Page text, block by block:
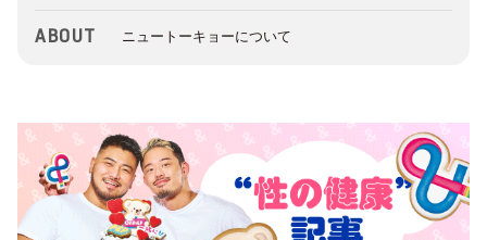
ABOUT ニュートーキョーについて